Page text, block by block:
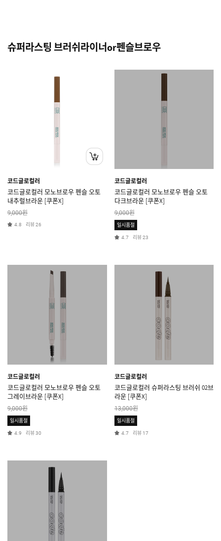
슈퍼라스팅 브러쉬라이너or펜슬브로우
코드글로컬러
코드글로컬러 모노브로우 펜슬 오토
내추럴브라운 [쿠폰X]
9,000원
4.8 리뷰26
코드글로컬러
코드글로컬러 모노브로우 펜슬 오토
다크브라운 [쿠폰X]
9,000원
일시품절
4.7 리뷰23
코드글로컬러
코드글로컬러 모노브로우 펜슬 오토
그레이브라운 [쿠폰X]
9,000원
일시품절
4.9 리뷰30
코드글로컬러
코드글로컬러 슈퍼라스팅 브러쉬 02브
라운 [쿠폰X]
13,000원
일시품절
4.7 리뷰 17